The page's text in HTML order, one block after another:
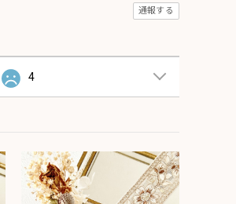
通報する
4